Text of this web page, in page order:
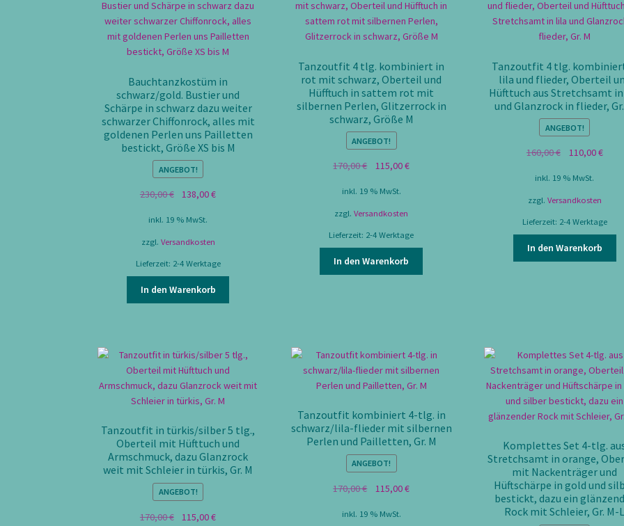
Bauchtanzkostüm in
schwarz/gold. Bustier und
Schärpe in schwarz dazu weiter
schwarzer Chiffonrock, alles mit
goldenen Perlen uns Pailletten
bestickt, Größe XS bis M
ANGEBOT!
230,00€
Ursprünglicher
war:
230,00 €
138,00€Aktueller
inkl. 19 % MwSt.
zzgl. Versandkosten
Lieferzeit: 2-4 Werktage
In den Warenkorb
Tanzoutfit 4 tlg. kombiniert in
rot mit schwarz, Oberteil und
Hüfftuch in sattem rot mit
silbernen Perlen, Glitzerrock in
schwarz, Größe M
ANGEBOT!
170,00€
Ursprünglicher
war:
170,00 €
115,00€Aktueller
inkl. 19 % MwSt.
zzgl.Versandkosten
Lieferzeit: 2-4 Werktage
In den Warenkorb
Tanzoutfit 4 tlg.
lila und flieder, Oberteil
Hüfttuch aus Stretchsamt
und Glanzrock in flieder,
ANGEBOT!
160,00€
Ursprünglicher
war:
160,00 €
110,00€
inkl. 19 % MwSt.
zzgl. Versandkosten
Lieferzeit: 2-4 Werktage
In den Warenkorb
Tanzoutfit in türkis/silber 5 tlg.,
Oberteil mit Hüfttuch und
Armschmuck, dazu Glanzrock
weit mit Schleier in türkis, Gr. M
ANGEBOT!
170,00€
Ursprünglicher
115,00€Aktueller
Tanzoutfit kombiniert 4-tlg. in
schwarz/lila-flieder mit silbernen
Perlen und Pailletten, Gr. M
ANGEBOT!
170,00€
Ursprünglicher
war:
115,00€Aktueller
inkl. 19 % MwSt.
Komplettes Set 4-tlg.
Stretchsamt in orange,
mit Nackenträger und
Hüftschärpe in gold und
bestickt, dazu ein
Rock mit Schleier, Gr. M-L